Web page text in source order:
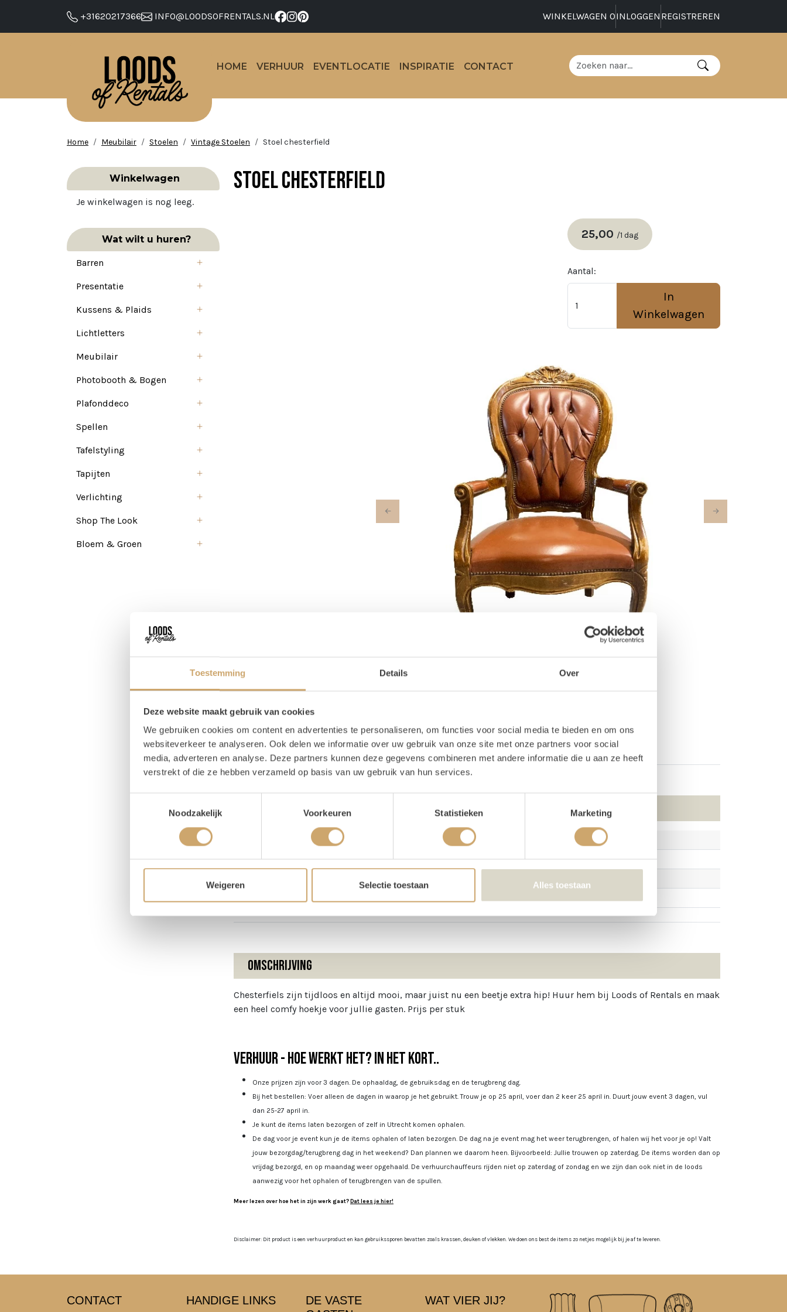
Toestemming Details Over
Deze website maakt gebruik van cookies
We gebruiken cookies om content en advertenties te personaliseren, om functies voor social media te bieden en om ons
websiteverkeer te analyseren. Ook delen we informatie over uw gebruik van onze site met onze partners voor social
media, adverteren en analyse. Deze partners kunnen deze gegevens combineren met andere informatie die u aan ze heeft
verstrekt of die ze hebben verzameld op basis van uw gebruik van hun services.
Noodzakelijk
Voorkeuren Statistieken Marketing
Weigeren Selectie toestaan Alles toestaan
+31620217366 INFO@LOODSOFRENTALS.NL WINKELWAGEN 0INLOGGEN REGISTREREN
HOME VERHUUR EVENTLOCATIE INSPIRATIE CONTACT
Home Meubilair Stoelen Vintage Stoelen Stoel chesterfield
Winkelwagen
Je winkelwagen is nog leeg.
Wat wilt u huren?
Barren
Presentatie
Kussens & Plaids
Lichtletters
Meubilair
Photobooth & Bogen
Plafonddeco
Spellen
Tafelstyling
Tapijten
Verlichting
Shop The Look
Bloem & Groen
Stoel chesterfield
25,00 /1 dag
Aantal:
In
Winkelwagen
Previous Next
Producteigenschappen
Magazijn voorraad
Breedte
60 cm
Omschrijving
Chesterfiels zijn tijdloos en altijd mooi, maar juist nu een beetje extra hip! Huur hem bij Loods of Rentals en maak
een heel comfy hoekje voor jullie gasten. Prijs per stuk
Verhuur - Hoe werkt het? In het kort..
Onze prijzen zijn voor 3 dagen. De ophaaldag, de gebruiksdag en de terugbreng dag.
Bij het bestellen: Voer alleen de dagen in waarop je het gebruikt. Trouw je op 25 april, voer dan 2 keer 25 april in. Duurt jouw event 3 dagen, vul
dan 25-27 april in.
Je kunt de items laten bezorgen of zelf in Utrecht komen ophalen.
De dag voor je event kun je de items ophalen of laten bezorgen. De dag na je event mag het weer terugbrengen, of halen wij het voor je op! Valt
jouw bezorgdag/terugbreng dag in het weekend? Dan plannen we daarom heen. Bijvoorbeeld: Jullie trouwen op zaterdag. De items worden dan op
vrijdag bezorgd, en op maandag weer opgehaald. De verhuurchauffeurs rijden niet op zaterdag of zondag en we zijn dan ook niet in de loods
aanwezig voor het ophalen of terugbrengen van de spullen.
Meer lezen over hoe het in zijn werk gaat?Dat lees je hier!
Disclaimer: Dit product is een verhuurproduct en kan gebruikssporen bevatten zoals krassen, deuken of vlekken. We doen ons best de items zo netjes mogelijk bij je af te leveren.
CONTACT HANDIGE LINKS
DE VASTE
WAT VIER JIJ?